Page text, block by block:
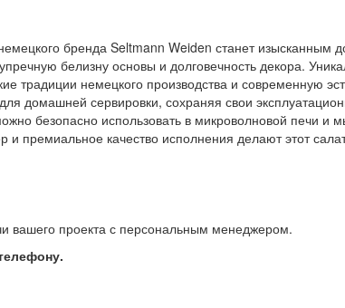
бренда Seltmann Weiden станет изысканным
белизну основы и долговечность декора.
традиции немецкого производства и современную
домашней сервировки, сохраняя свои
безопасно использовать в микроволновой печи и
премиальное качество исполнения делают этот
вашего проекта с персональным менеджером.